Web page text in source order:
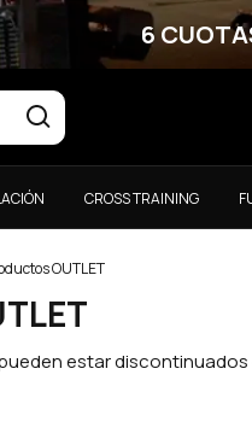
6
CROSS TRAINING
OUTLET
estar